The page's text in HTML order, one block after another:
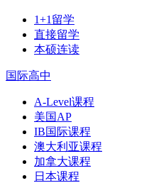
1+1留学
直接留学
本硕连读
国际高中
A-Level课程
美国AP
IB国际课程
澳大利亚课程
加拿大课程
日本课程